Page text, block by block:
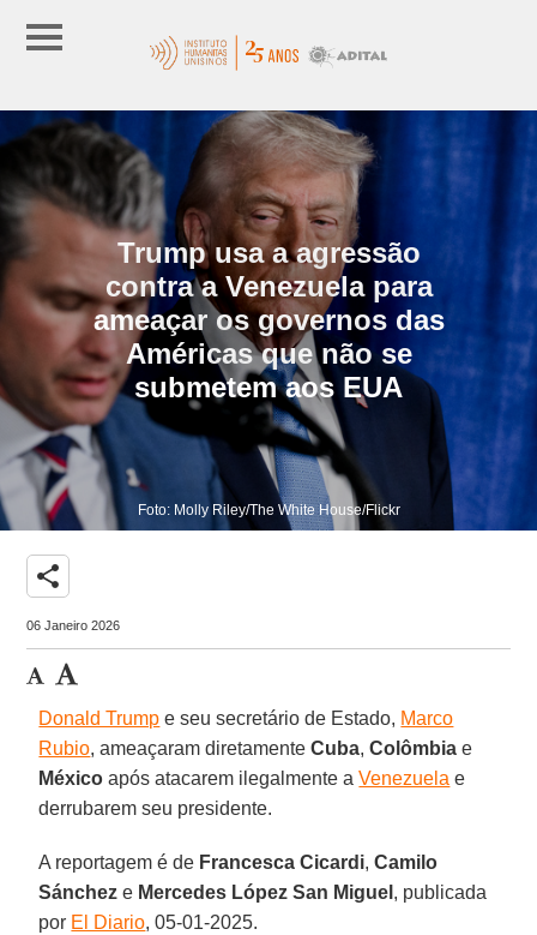
Trump usa a agressão
contra a Venezuela para
ameaçar os governos das
Américas que não se
submetem aos EUA
Foto: Molly Riley/The White House/Flickr
share
06 Janeiro 2026
Donald Trump e seu secretário de Estado, Marco
Rubio, ameaçaram diretamenteCuba,Colômbia e
México após atacarem ilegalmente aVenezuela e
derrubarem seu presidente.
A reportagem é de Francesca Cicardi,Camilo
Sánchez e Mercedes López San Miguel , publicada
por El Diario, 05-01-2025.